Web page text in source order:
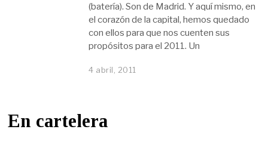
(batería). Son de Madrid. Y aquí mismo, en
el corazón de la capital, hemos quedado
con ellos para que nos cuenten sus
propósitos para el 2011. Un
4 abril, 2011
En cartelera